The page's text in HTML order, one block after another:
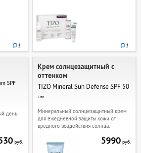
1 1
SPF
день
руб.
Крем солнцезащитный с
оттенком
TIZO Mineral Sun Defense SPF 50
Tizo
Минеральный солнцезащитный крем
для ежедневной защиты кожи от
вредного воздействия солнца.
5990руб.